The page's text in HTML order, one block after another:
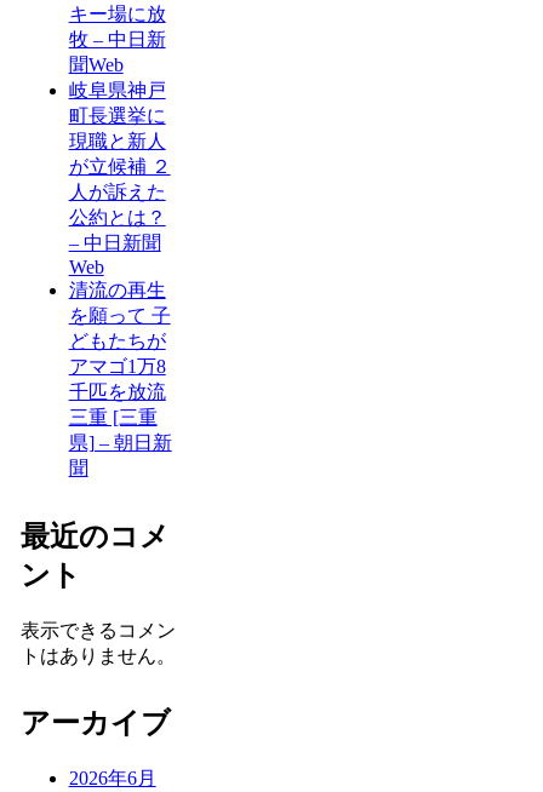
キー場に放
牧 – 中日新
聞Web
岐阜県神戸
町長選挙に
現職と新人
が立候補 ２
人が訴えた
公約とは？
– 中日新聞
Web
清流の再生
を願って 子
どもたちが
アマゴ1万8
千匹を放流
三重 [三重
県] – 朝日新
聞
最近のコメ
ント
表示できるコメン
トはありません。
アーカイブ
2026年6月